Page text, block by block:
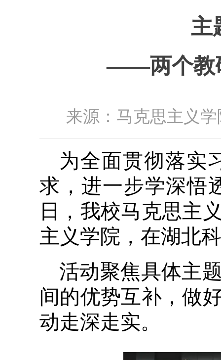
主
——两个教
来源：马克思主义
为全面贯彻落实
求，进一步学深悟
日，我校马克思主
主义学院，在湖北
活动聚焦具体主
间的优势互补，做
动走深走实。